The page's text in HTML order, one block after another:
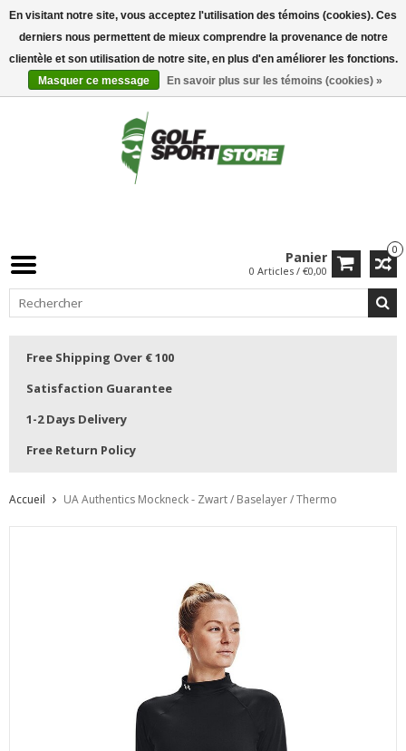
0
Panier
0 Articles / €0,00
Free Shipping Over € 100
Satisfaction Guarantee
1-2 Days Delivery
Free Return Policy
Accueil UA Authentics Mockneck - Zwart / Baselayer / Thermo
En visitant notre site, vous acceptez l'utilisation des témoins (cookies). Ces
derniers nous permettent de mieux comprendre la provenance de notre
clientèle et son utilisation de notre site, en plus d'en améliorer les fonctions.
Masquer ce message
En savoir plus sur les témoins (cookies) »